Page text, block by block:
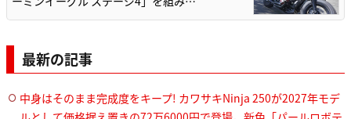
最新の記事
中身はそのまま完成度をキープ! カワサキNinja 250が2027年モデ